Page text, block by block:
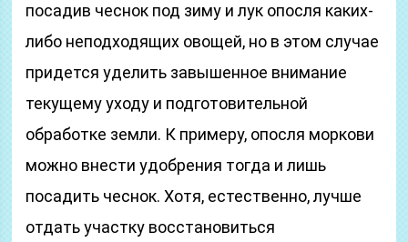
посадив чеснок под зиму и лук опосля каких-
либо неподходящих овощей, но в этом случае
придется уделить завышенное внимание
текущему уходу и подготовительной
обработке земли. К примеру, опосля моркови
можно внести удобрения тогда и лишь
посадить чеснок. Хотя, естественно, лучше
отдать участку восстановиться